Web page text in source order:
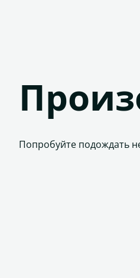
Попробуйте подождать